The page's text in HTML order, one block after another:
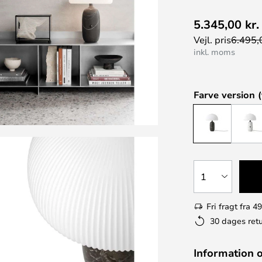
5.345,00 kr.
Vejl. pris
inkl. moms
Farve version
1
Fri fragt fra
30 dages
Information